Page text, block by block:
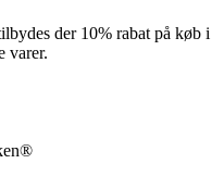
der 10% rabat på køb i
varer.